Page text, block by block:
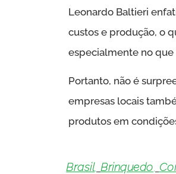
Leonardo Baltieri
custos e produção, o
especialmente no que
Portanto, não é
empresas locais
produtos em
Brasil,Brinquedo